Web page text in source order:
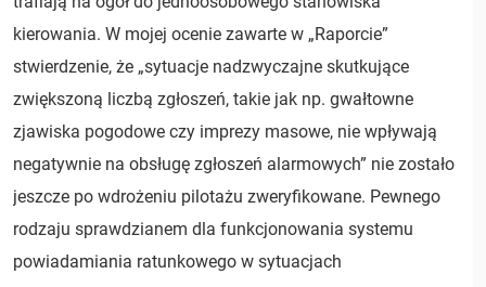
kierowania. W mojej ocenie zawarte w „Raporcie”
stwierdzenie, że „sytuacje nadzwyczajne skutkujące
zwiększoną liczbą zgłoszeń, takie jak np. gwałtowne
zjawiska pogodowe czy imprezy masowe, nie wpływają
negatywnie na obsługę zgłoszeń alarmowych” nie zostało
jeszcze po wdrożeniu pilotażu zweryfikowane. Pewnego
rodzaju sprawdzianem dla funkcjonowania systemu
powiadamiania ratunkowego w sytuacjach